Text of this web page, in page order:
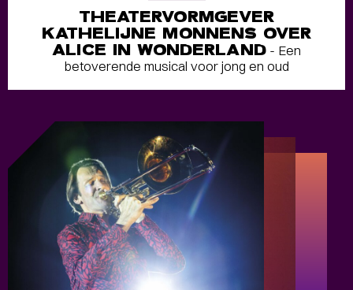
THEATERVORMGEVER
KATHELIJNE MONNENS OVER
ALICE IN WONDERLAND- Een
betoverende musical voor jong en oud